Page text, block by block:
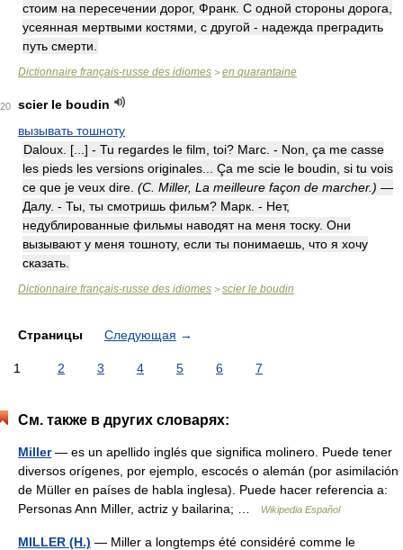
стоим на пересечении дорог, Франк. С одной стороны дорога,
усеянная мертвыми костями, с другой - надежда преградить
путь смерти.
Dictionnaire français-russe des idiomes > en quarantaine
20
scier le boudin
вызывать тошноту
Daloux. [...] - Tu regardes le film, toi? Marc. - Non, ça me casse
les pieds les versions originales... Ça me scie le boudin, si tu vois
ce que je veux dire. (C. Miller, La meilleure façon de marcher.) —
Далу. - Ты, ты смотришь фильм? Марк. - Нет,
недублированные фильмы наводят на меня тоску. Они
вызывают у меня тошноту, если ты понимаешь, что я хочу
сказать.
Dictionnaire français-russe des idiomes > scier le boudin
Страницы Следующая →
1 2 3 4 5 6 7
См. также в других словарях:
Miller— es un apellido inglés que significa molinero. Puede tener
diversos orígenes, por ejemplo, escocés o alemán (por asimilación
de Müller en países de habla inglesa). Puede hacer referencia a:
Personas Ann Miller, actriz y bailarina; …
Wikipedia Español
MILLER (H.) — Miller a longtemps été considéré comme le